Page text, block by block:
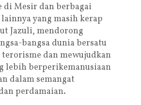
Mesir dan berbagai
yang masih kerap
Jazuli, mendorong
bangsa dunia bersatu
dan mewujudkan
lebih berperikemanusiaan
dalam semangat
perdamaian.